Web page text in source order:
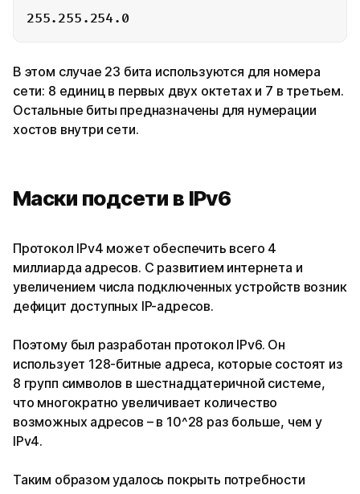
В этом случае 23 бита используются для номера
сети: 8 единиц в первых двух октетах и 7 в третьем.
Остальные биты предназначены для нумерации
хостов внутри сети.
Маски подсети в IPv6
Протокол IPv4 может обеспечить всего 4
миллиарда адресов. С развитием интернета и
увеличением числа подключенных устройств возник
дефицит доступных IP-адресов.
Поэтому был разработан протокол IPv6. Он
использует 128-битные адреса, которые состоят из
8 групп символов в шестнадцатеричной системе,
что многократно увеличивает количество
возможных адресов – в 10^28 раз больше, чем у
IPv4.
Таким образом удалось покрыть потребности